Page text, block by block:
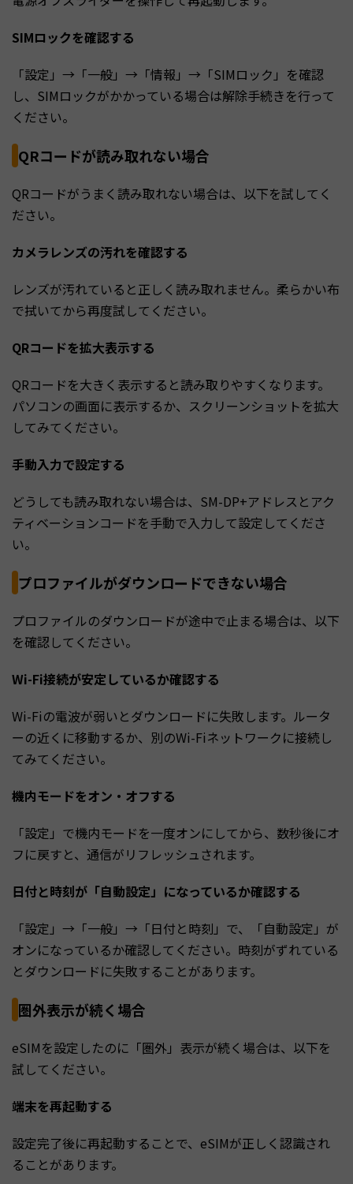
SIMロックを確認する
「設定」→「一般」→「情報」→「SIMロック」を確認
し、SIMロックがかかっている場合は解除手続きを行って
ください。
QRコードが読み取れない場合
QRコードがうまく読み取れない場合は、以下を試してく
ださい。
カメラレンズの汚れを確認する
レンズが汚れていると正しく読み取れません。柔らかい布
で拭いてから再度試してください。
QRコードを拡大表示する
QRコードを大きく表示すると読み取りやすくなります。
パソコンの画面に表示するか、スクリーンショットを拡大
してみてください。
手動入力で設定する
どうしても読み取れない場合は、SM-DP+アドレスとアク
ティベーションコードを手動で入力して設定してくださ
い。
プロファイルがダウンロードできない場合
プロファイルのダウンロードが途中で止まる場合は、以下
を確認してください。
Wi-Fi接続が安定しているか確認する
Wi-Fiの電波が弱いとダウンロードに失敗します。ルータ
ーの近くに移動するか、別のWi-Fiネットワークに接続し
てみてください。
機内モードをオン・オフする
「設定」で機内モードを一度オンにしてから、数秒後にオ
フに戻すと、通信がリフレッシュされます。
日付と時刻が「自動設定」になっているか確認する
「設定」→「一般」→「日付と時刻」で、「自動設定」が
オンになっているか確認してください。時刻がずれている
とダウンロードに失敗することがあります。
圏外表示が続く場合
eSIMを設定したのに「圏外」表示が続く場合は、以下を
試してください。
端末を再起動する
設定完了後に再起動することで、eSIMが正しく認識され
ることがあります。